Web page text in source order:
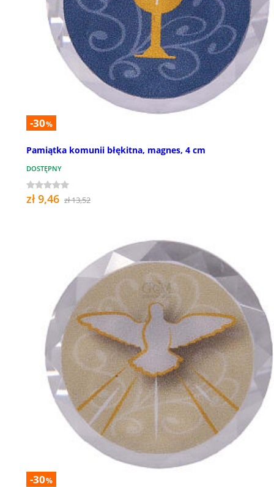
-30%
Pamiątka komunii błękitna, magnes, 4 cm
DOSTĘPNY
zł 9,46 zł 13,52
-30%